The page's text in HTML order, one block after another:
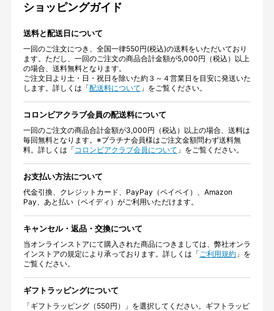
ショッピングガイド
送料と配送日について
一回のご注文につき、全国一律550円(税込)の送料をいただいており
ます。ただし、一回のご注文の商品合計金額が5,000円（税込）以上
の場合、送料無料となります。
ご注文日より土・日・祝日を除いた約３～４営業日を目安に発送いた
します。詳しくは「配送料について 」をご覧ください。
コロンビアクラブ会員の配送料について
一回のご注文の商品合計金額が3,000円（税込）以上の場合、送料は
毎回無料となります。※プラチナ会員様はご注文金額問わず送料無
料。詳しくは「コロンビアクラブ会員について 」をご覧ください。
お支払い方法について
代金引換、クレジットカード、PayPay（ペイペイ）、Amazon
Pay、あと払い（ペイディ）がご利用いただけます。
キャンセル・返品・交換について
当オンラインストアにて購入された商品につきましては、弊社オンラ
インストアの規定により承っております。詳しくは「ご利用規約」を
ご覧ください。
ギフトラッピングについて
「ギフトラッピング（550円）」を選択してください。ギフトラッピ